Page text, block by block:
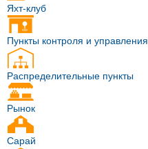
Яхт-клуб
Пункты контроля и управления
Распределительные пункты
Рынок
Сарай